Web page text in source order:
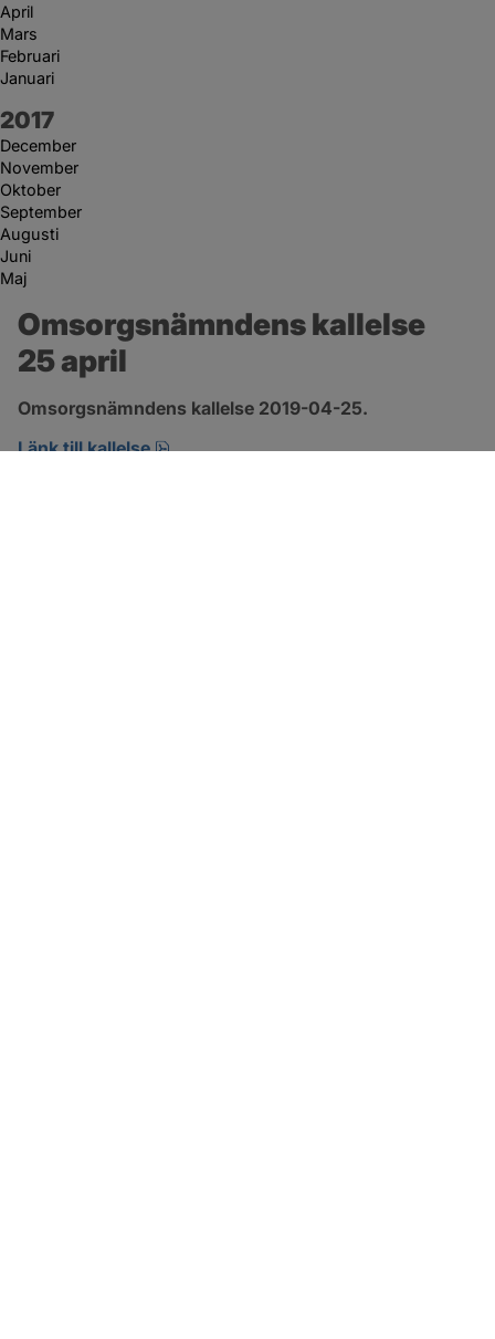
April
Mars
Februari
Januari
År:
2017
December
November
Oktober
September
Augusti
Juni
Maj
Omsorgsnämndens kallelse
25 april
Omsorgsnämndens kallelse 2019-04-25.
Länk till kallelse
pdf, öppnas i nytt fönster.